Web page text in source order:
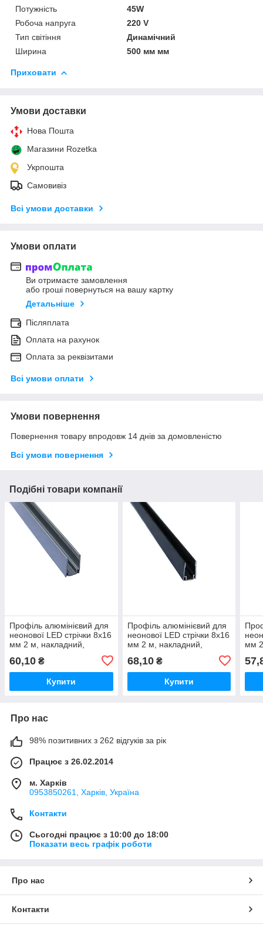
Потужність
45W
Робоча напруга
220 V
Тип світіння
Динамічний
Ширина
500 мм мм
Приховати
Умови доставки
Нова Пошта
Магазини Rozetka
Укрпошта
Самовивіз
Всі умови доставки
Умови оплати
Ви отримаєте замовлення
або гроші повернуться на вашу картку
Детальніше
Післяплата
Оплата на рахунок
Оплата за реквізитами
Всі умови оплати
Умови повернення
Повернення товару впродовж 14 днів за домовленістю
Всі умови повернення
Подібні товари компанії
Профіль алюмінієвий для
неонової LED стрічки 8х16
мм 2 м, накладний,
60,10 ₴
Купити
Профіль алюмінієвий для
неонової LED стрічки 8х16
мм 2 м, накладний,
68,10₴
Купити
мм
Про нас
98% позитивних з 262 відгуків за рік
Працює з 26.02.2014
м. Харків
0953850261, Харків, Україна
Контакти
Сьогодні працює з 10:00 до 18:00
Показати весь графік роботи
Про нас
Контакти